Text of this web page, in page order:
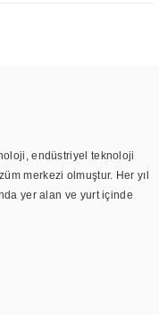
endüstriyel teknoloji
merkezi olmuştur. Her yıl
yer alan ve yurt içinde
Günümüzde